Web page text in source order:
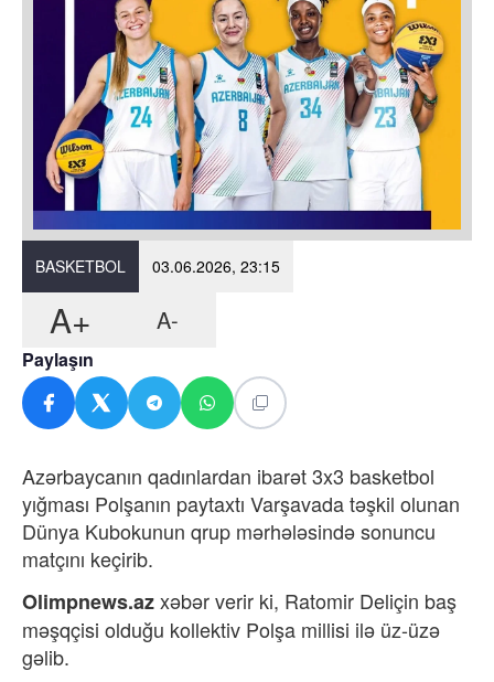
BASKETBOL 03.06.2026, 23:15
A+ A-
Paylaşın
Azərbaycanın qadınlardan ibarət 3x3 basketbol
yığması Polşanın paytaxtı Varşavada təşkil olunan
Dünya Kubokunun qrup mərhələsində sonuncu
matçını keçirib.
Olimpnews.azxəbər verir ki, Ratomir Deliçin baş
məşqçisi olduğu kollektiv Polşa millisi ilə üz-üzə
gəlib.